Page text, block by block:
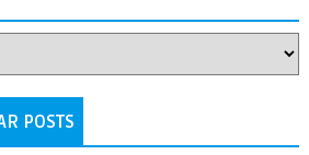
POSTS